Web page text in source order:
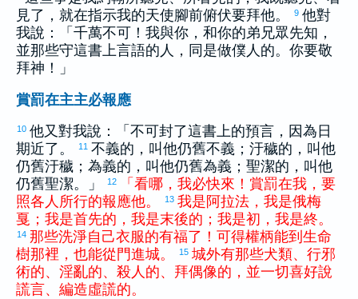
見了，就在指示我的天使腳前俯伏要拜他。
9 他對
我說：「千萬不可！我與你，和你的弟兄眾先知，
並那些守這書上言語的人，同是做僕人的。你要敬
拜神！」
賞罰在主主必報應
10 他又對我說：「不可封了這書上的預言，因為日
期近了。
11 不義的，叫他仍舊不義；汙穢的，叫他
仍舊汙穢；為義的，叫他仍舊為義；聖潔的，叫他
仍舊聖潔。」
12 「 看哪 ， 我必快來 ！ 賞罰在我 ， 要
照各人 所行的報應他。 13 我是 阿拉法 ， 我是俄梅
戛 ； 我是首先的 ， 我是末後的 ； 我是初 ， 我是終。
14 那些洗淨自己衣服的有福了 ！ 可得權柄能到 生命
樹那裡 ， 也能從門進城。 15 城外有那些犬類、 行邪
術的、 淫亂的、 殺人 的、 拜偶像的 ， 並一切喜好說
謊言、 編造虛謊的。